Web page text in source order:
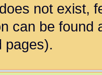
not exist,
can be found
pages).